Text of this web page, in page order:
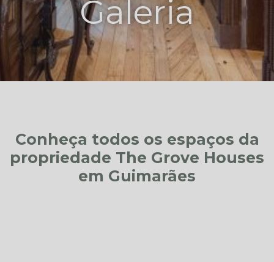
Galeria
Conheça todos os espaços da
propriedade The Grove Houses
em Guimarães